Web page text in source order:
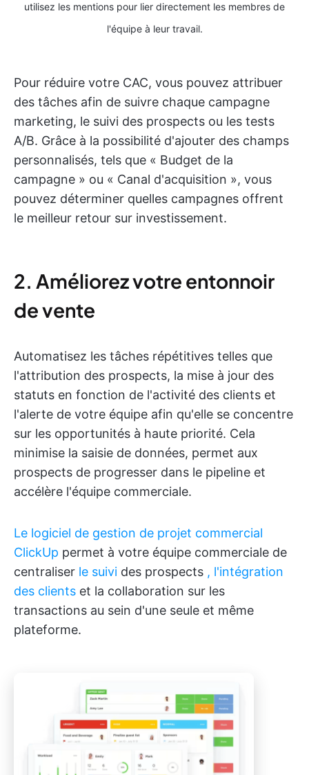
utilisez les mentions pour lier directement les membres de
l'équipe à leur travail.
Pour réduire votre CAC, vous pouvez attribuer
des tâches afin de suivre chaque campagne
marketing, le suivi des prospects ou les tests
A/B. Grâce à la possibilité d'ajouter des champs
personnalisés, tels que « Budget de la
campagne » ou « Canal d'acquisition », vous
pouvez déterminer quelles campagnes offrent
le meilleur retour sur investissement.
2. Améliorez votre entonnoir
de vente
Automatisez les tâches répétitives telles que
l'attribution des prospects, la mise à jour des
statuts en fonction de l'activité des clients et
l'alerte de votre équipe afin qu'elle se concentre
sur les opportunités à haute priorité. Cela
minimise la saisie de données, permet aux
prospects de progresser dans le pipeline et
accélère l'équipe commerciale.
Le logiciel de gestion de projet commercial
ClickUp permet à votre équipe commerciale de
centraliser le suivi des prospects , l'intégration
des clients et la collaboration sur les
transactions au sein d'une seule et même
plateforme.